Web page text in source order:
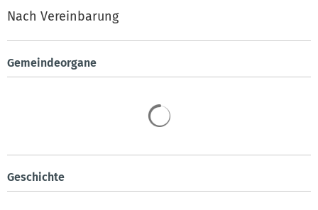
Nach Vereinbarung
Gemeindeorgane
Geschichte